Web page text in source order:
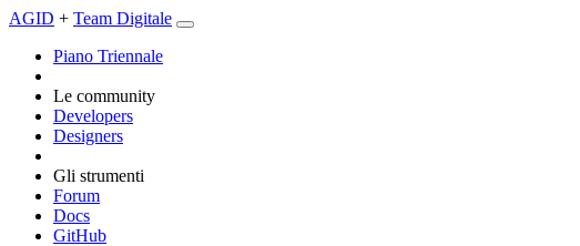
AGID + Team Digitale
Piano Triennale
Le community
Developers
Designers
Gli strumenti
Forum
Docs
GitHub